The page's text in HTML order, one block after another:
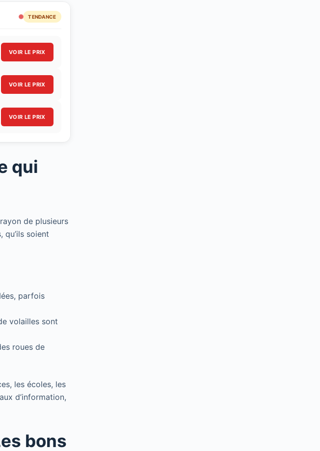
TENDANCE
VOIR LE PRIX
VOIR LE PRIX
VOIR LE PRIX
qui
de plusieurs
soient
parfois
volailles sont
roues de
les écoles, les
d’information,
bons